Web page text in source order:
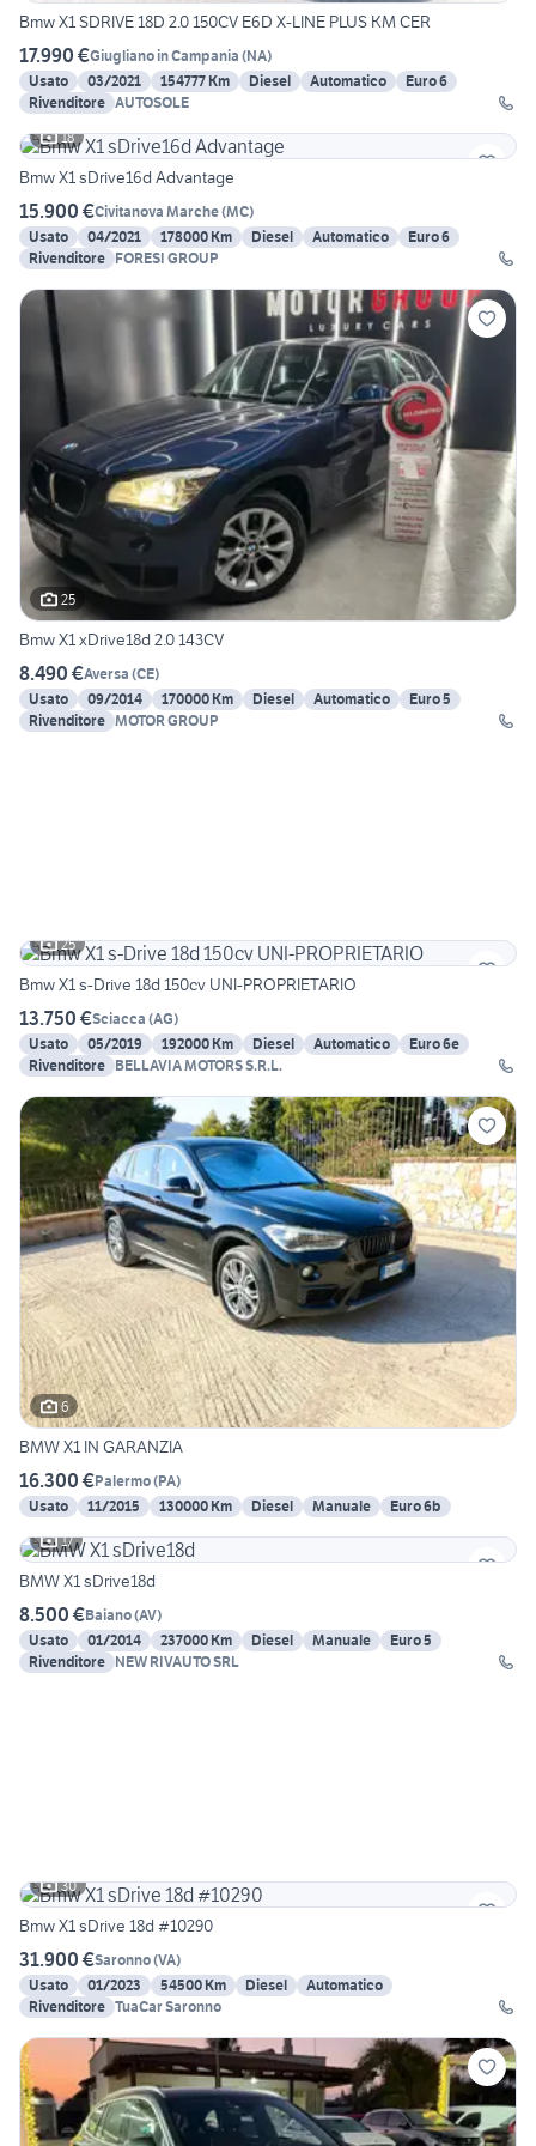
Bmw X1 SDRIVE 18D 2.0 150CV E6D X-LINE PLUS KM CER
17.990 €Giugliano in Campania (NA)
Usato
03/2021 154777 Km Diesel Automatico
Euro 6
Rivenditore AUTOSOLE
18
Bmw X1 sDrive16d Advantage
15.900 €Civitanova Marche(MC)
Usato
04/2021 178000 Km Diesel Automatico
Euro 6
Rivenditore FORESI GROUP
25
Bmw X1 xDrive18d 2.0 143CV
8.490 €Aversa (CE)
Usato
09/2014 170000 Km Diesel Automatico
Euro 5
Rivenditore MOTOR GROUP
25
Bmw X1 s-Drive 18d 150cv UNI-PROPRIETARIO
13.750 €Sciacca (AG)
Usato
05/2019 192000 Km Diesel Automatico
Euro 6e
Rivenditore BELLAVIA MOTORS S.R.L.
6
BMW X1 IN GARANZIA
16.300 €Palermo(PA)
Usato
11/2015 130000 Km Diesel Manuale
Euro 6b
17
BMW X1 sDrive18d
8.500 €Baiano(AV)
Usato
01/2014 237000 Km Diesel Manuale
Euro 5
Rivenditore NEW RIVAUTO SRL
30
Bmw X1 sDrive 18d #10290
31.900 €Saronno(VA)
Usato
01/2023 54500 Km Diesel
Automatico
Rivenditore TuaCar Saronno